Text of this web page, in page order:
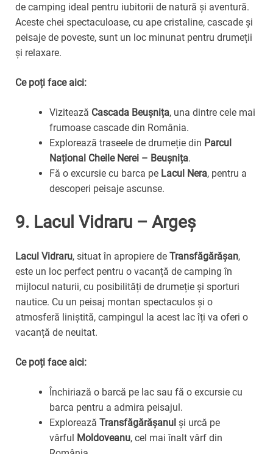
de camping ideal pentru iubitorii de natură și aventură.
Aceste chei spectaculoase, cu ape cristaline, cascade și
peisaje de poveste, sunt un loc minunat pentru drumeții
și relaxare.
Ce poți face aici:
Vizitează Cascada Beușnița, una dintre cele mai
frumoase cascade din România.
Explorează traseele de drumeție din Parcul
Național Cheile Nerei – Beușnița.
Fă o excursie cu barca pe Lacul Nera, pentru a
descoperi peisaje ascunse.
9. Lacul Vidraru – Argeș
Lacul Vidraru, situat în apropiere de Transfăgărășan,
este un loc perfect pentru o vacanță de camping în
mijlocul naturii, cu posibilități de drumeție și sporturi
nautice. Cu un peisaj montan spectaculos și o
atmosferă liniștită, campingul la acest lac îți va oferi o
vacanță de neuitat.
Ce poți face aici:
Închiriază o barcă pe lac sau fă o excursie cu
barca pentru a admira peisajul.
Explorează Transfăgărășanul și urcă pe
vârful Moldoveanu, cel mai înalt vârf din